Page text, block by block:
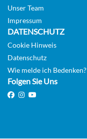
Unser Team
Impressum
DATENSCHUTZ
Cookie Hinweis
Datenschutz
Wie melde ich Bedenken?
Folgen Sie Uns